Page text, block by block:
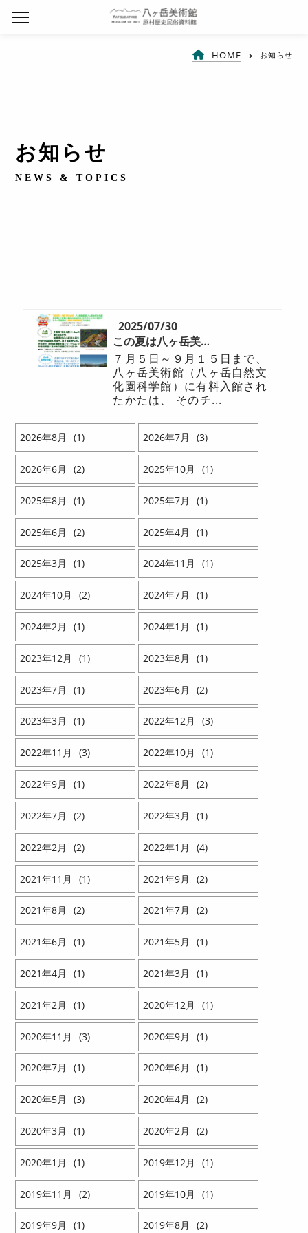
HOME お知らせ
お知らせ
NEWS & TOPICS
2025/07/30
この夏は八ヶ岳美術館と八ヶ岳自然文化園をお得にまわろう
７月５日～９月１５日まで、
八ヶ岳美術館（八ヶ岳自然文
化園科学館）に有料入館され
たかたは、 そのチ...
2026 8 1 2026 7 3
2026 6 2 2025 10 1
2025 8 1 2025 7 1
2025 6 2 2025 4 1
2025 3 1 2024 11 1
2024 10 2 2024 7 1
2024 2 1 2024 1 1
2023 12 1 2023 8 1
2023 7 1 2023 6 2
2023 3 1 2022 12 3
2022 11 3 2022 10 1
2022 9 1 2022 8 2
2022 7 2 2022 3 1
2022 2 2 2022 1 4
2021 11 1 2021 9 2
2021 8 2 2021 7 2
2021 6 1 2021 5 1
2021 4 1 2021 3 1
2021 2 1 2020 12 1
2020 11 3 2020 9 1
2020 7 1 2020 6 1
2020 5 3 2020 4 2
2020 3 1 2020 2 2
2020 1 1 2019 12 1
2019 11 2 2019 10 1
2019 9 1 2019 8 2